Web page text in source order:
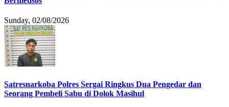
Sunday, 02/08/2026
Satresnarkoba Polres Sergai Ringkus Dua Pengedar dan
Seorang Pembeli Sabu di Dolok Masihul